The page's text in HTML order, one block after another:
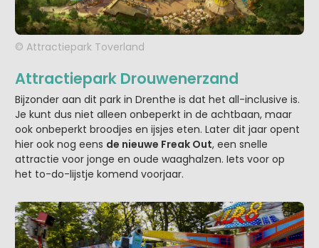
© Attractiepark Toverland
Attractiepark Drouwenerzand
Bijzonder aan dit park in Drenthe is dat het all-inclusive is.
Je kunt dus niet alleen onbeperkt in de achtbaan, maar
ook onbeperkt broodjes en ijsjes eten. Later dit jaar opent
hier ook nog eens de nieuwe Freak Out, een snelle
attractie voor jonge en oude waaghalzen. Iets voor op
het to-do-lijstje komend voorjaar.